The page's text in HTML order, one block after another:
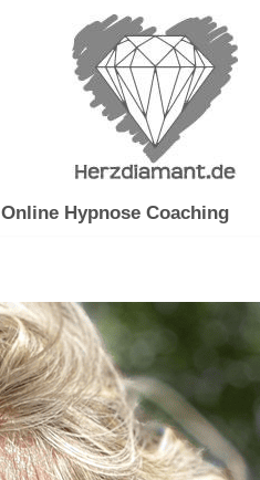
Online Hypnose Coaching